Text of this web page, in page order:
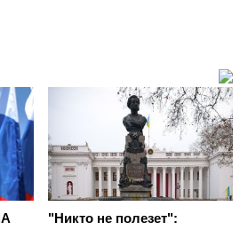
"Никто не полезет":